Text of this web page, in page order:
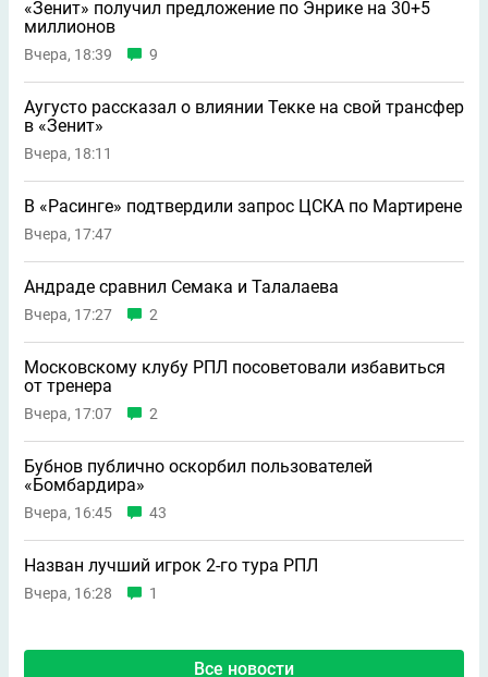
«Зенит» получил предложение по Энрике на 30+5
миллионов
Вчера, 18:39 9
Аугусто рассказал о влиянии Текке на свой трансфер
в «Зенит»
Вчера, 18:11
В «Расинге» подтвердили запрос ЦСКА по Мартирене
Вчера, 17:47
Андраде сравнил Семака и Талалаева
Вчера, 17:27 2
Московскому клубу РПЛ посоветовали избавиться
от тренера
Вчера, 17:07 2
Бубнов публично оскорбил пользователей
«Бомбардира»
Вчера, 16:45 43
Назван лучший игрок 2-го тура РПЛ
Вчера, 16:28 1
Все новости